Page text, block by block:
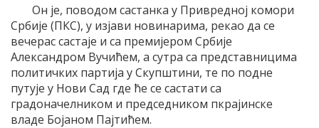
Он је, поводом састанка у Привредној комори
Србије (ПКС), у изјави новинарима, рекао да се
вечерас састаје и са премијером Србије
Александром Вучићем, а сутра са представницима
политичких партија у Скупштини, те по подне
путује у Нови Сад где ће се састати са
градоначелником и председником пкрајинске
владе Бојаном Пајтићем.